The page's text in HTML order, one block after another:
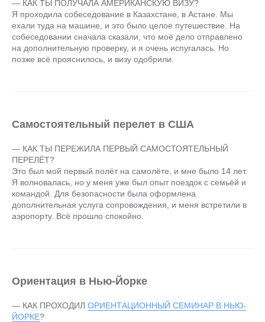
— КАК ТЫ ПОЛУЧАЛА АМЕРИКАНСКУЮ ВИЗУ?
Я проходила собеседование в Казахстане, в Астане. Мы
ехали туда на машине, и это было целое путешествие. На
собеседовании сначала сказали, что моё дело отправлено
на дополнительную проверку, и я очень испугалась. Но
позже всё прояснилось, и визу одобрили.
Самостоятельный перелет в США
— КАК ТЫ ПЕРЕЖИЛА ПЕРВЫЙ САМОСТОЯТЕЛЬНЫЙ
ПЕРЕЛЁТ?
Это был мой первый полёт на самолёте, и мне было 14 лет.
Я волновалась, но у меня уже был опыт поездок с семьёй и
командой. Для безопасности была оформлена
дополнительная услуга сопровождения, и меня встретили в
аэропорту. Всё прошло спокойно.
Ориентация в Нью-Йорке
— КАК ПРОХОДИЛ ОРИЕНТАЦИОННЫЙ СЕМИНАР В НЬЮ-
ЙОРКЕ?